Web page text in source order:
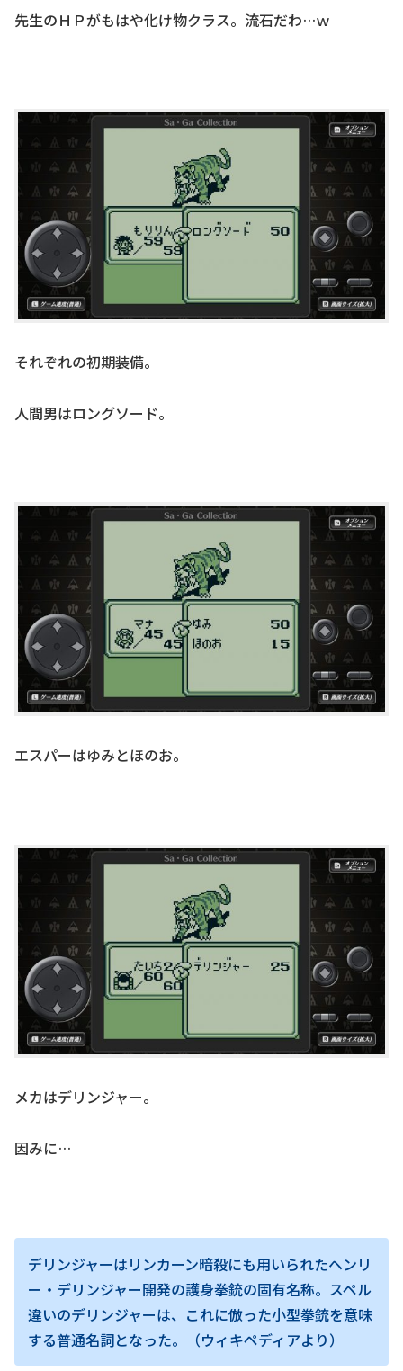
先生のＨＰがもはや化け物クラス。流石だわ…ｗ
それぞれの初期装備。
人間男はロングソード。
エスパーはゆみとほのお。
メカはデリンジャー。
因みに…
デリンジャーはリンカーン暗殺にも用いられたヘンリ
ー・デリンジャー開発の護身拳銃の固有名称。スペル
違いのデリンジャーは、これに倣った小型拳銃を意味
する普通名詞となった。（ウィキペディアより）